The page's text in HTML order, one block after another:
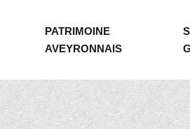
PATRIMOINE
AVEYRONNAIS